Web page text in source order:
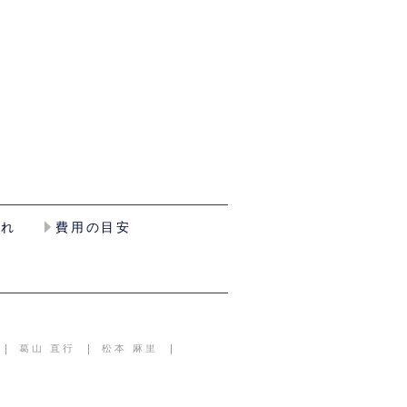
費用の目安
葛山 直行
松本 麻里